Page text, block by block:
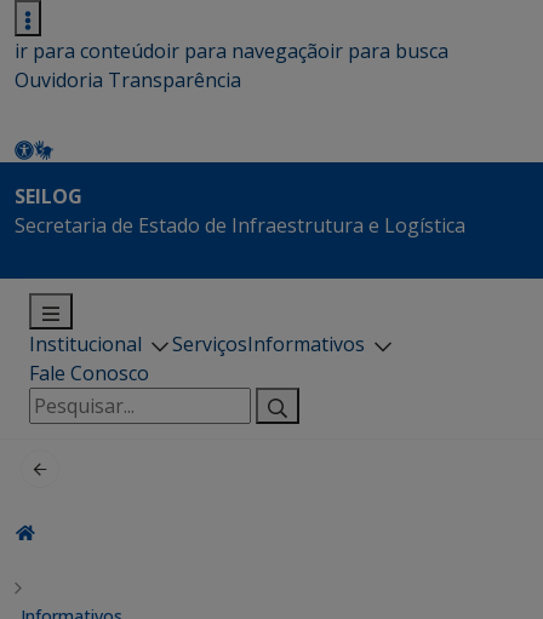
ir para conteúdoir para navegaçãoir para busca
Ouvidoria Transparência
SEILOG
Secretaria de Estado de Infraestrutura e Logística
Institucional ServiçosInformativos
Fale Conosco
Pesquisar
por: